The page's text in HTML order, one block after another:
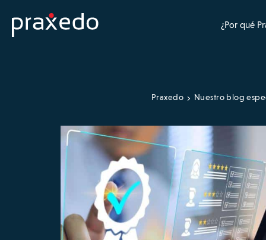
¿Por qué
Praxedo Nuestro blog